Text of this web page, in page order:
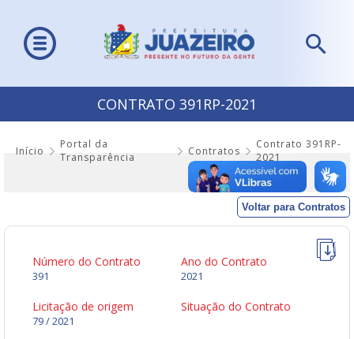
CONTRATO 391RP-2021
Início
Portal da
Transparência
Contratos
Contrato 391RP-
2021
Voltar para Contratos
Número do Contrato
391
Ano do Contrato
2021
Licitação de origem
79 / 2021
Situação do Contrato